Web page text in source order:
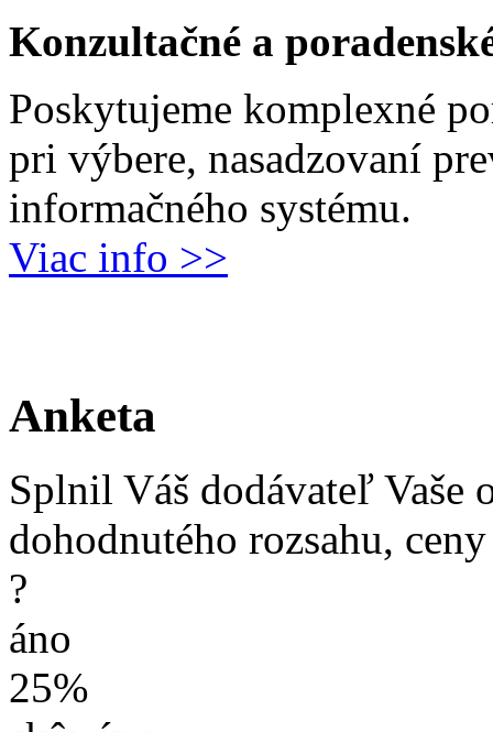
Konzultačné a
Poskytujeme komplexné
pri výbere, nasadzovaní
informačného systému.
Viac info >>
Anketa
Splnil Váš dodávateľ Vaše
dohodnutého rozsahu,
?
áno
25%